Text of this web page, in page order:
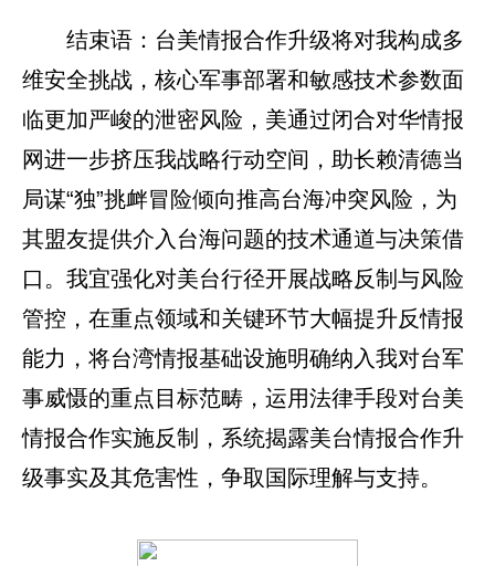
结束语：台美情报合作升级将对我构成多
维安全挑战，核心军事部署和敏感技术参数面
临更加严峻的泄密风险，美通过闭合对华情报
网进一步挤压我战略行动空间，助长赖清德当
局谋“独”挑衅冒险倾向推高台海冲突风险，为
其盟友提供介入台海问题的技术通道与决策借
口。我宜强化对美台行径开展战略反制与风险
管控，在重点领域和关键环节大幅提升反情报
能力，将台湾情报基础设施明确纳入我对台军
事威慑的重点目标范畴，运用法律手段对台美
情报合作实施反制，系统揭露美台情报合作升
级事实及其危害性，争取国际理解与支持。